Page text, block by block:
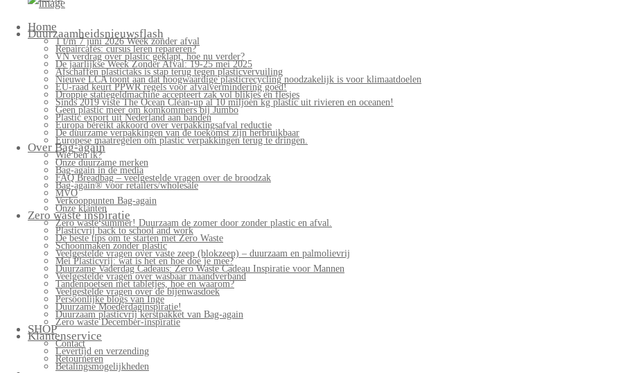
again
Primary
Menu Home
Duurzaamheidsnieuwsflash
1 t/m 7 juni 2026 Week zonder afval
Repaircafés: cursus leren repareren?
VN verdrag over plastic geklapt, hoe nu verder?
De jaarlijkse Week Zonder Afval: 19-25 mei 2025
Afschaffen plastictaks is stap terug tegen plasticvervuiling
Nieuwe LCA toont aan dat hoogwaardige plasticrecycling noodzakelijk is voor klimaatdoelen
EU-raad keurt PPWR regels voor afvalvermindering goed!
Droppie statiegeldmachine accepteert zak vol blikjes en flesjes
Sinds 2019 viste The Ocean Clean-up al 10 miljoen kg plastic uit rivieren en oceanen!
Geen plastic meer om komkommers bij Jumbo
Plastic export uit Nederland aan banden
Europa bereikt akkoord over verpakkingsafval reductie
De duurzame verpakkingen van de toekomst zijn herbruikbaar
Europese maatregelen om plastic verpakkingen terug te dringen.
Over Bag-again
Wie ben ik?
Onze duurzame merken
Bag-again in de media
FAQ Breadbag – veelgestelde vragen over de broodzak
Bag-again® voor retailers/wholesale
MVO
Verkooppunten Bag-again
Onze klanten
Zero waste inspiratie
Zero waste summer! Duurzaam de zomer door zonder plastic en afval.
Plasticvrij back to school and work
De beste tips om te starten met Zero Waste
Schoonmaken zonder plastic
Veelgestelde vragen over vaste zeep (blokzeep) – duurzaam en palmolievrij
Mei Plasticvrij: wat is het en hoe doe je mee?
Duurzame Vaderdag Cadeaus: Zero Waste Cadeau Inspiratie voor Mannen
Veelgestelde vragen over wasbaar maandverband
Tandenpoetsen met tabletjes, hoe en waarom?
Veelgestelde vragen over de bijenwasdoek
Persoonlijke blogs van Inge
Duurzame Moederdaginspiratie!
Duurzaam plasticvrij kerstpakket van Bag-again
Zero waste December-inspiratie
SHOP
Klantenservice
Contact
Levertijd en verzending
Retourneren
Betalingsmogelijkheden